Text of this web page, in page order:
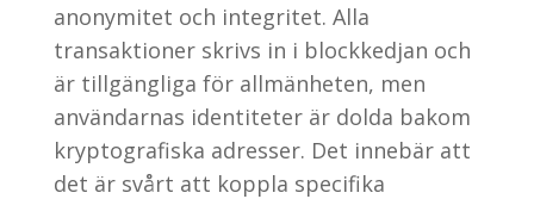
anonymitet och integritet. Alla
transaktioner skrivs in i blockkedjan och
är tillgängliga för allmänheten, men
användarnas identiteter är dolda bakom
kryptografiska adresser. Det innebär att
det är svårt att koppla specifika